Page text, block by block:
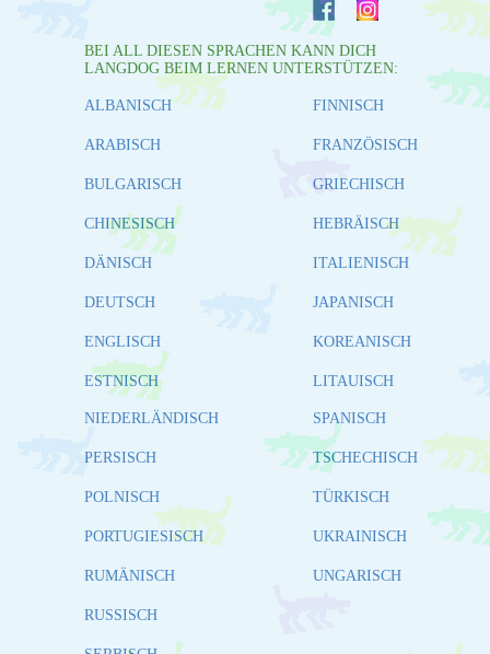
BEI ALL DIESEN SPRACHEN KANN DICH
LANGDOG BEIM LERNEN UNTERSTÜTZEN:
ALBANISCH
ARABISCH
BULGARISCH
CHINESISCH
DÄNISCH
DEUTSCH
ENGLISCH
ESTNISCH
FINNISCH
FRANZÖSISCH
GRIECHISCH
HEBRÄISCH
ITALIENISCH
JAPANISCH
KOREANISCH
LITAUISCH
NIEDERLÄNDISCH
PERSISCH
POLNISCH
PORTUGIESISCH
RUMÄNISCH
RUSSISCH
SPANISCH
TSCHECHISCH
TÜRKISCH
UKRAINISCH
UNGARISCH